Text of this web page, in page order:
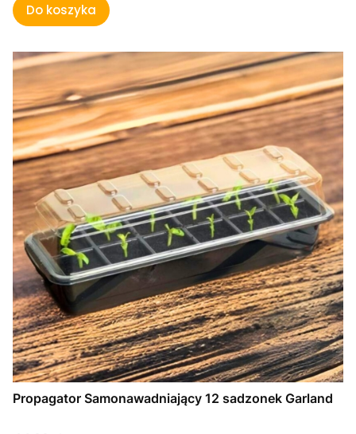
Do koszyka
Propagator Samonawadniający 12 sadzonek Garland